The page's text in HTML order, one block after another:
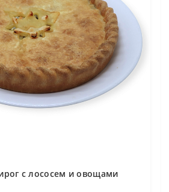
с лососем и овощами